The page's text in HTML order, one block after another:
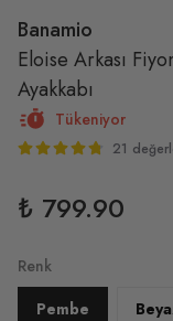
Banamio
Eloise Arkası
Ayakkabı
Tükeniyor
21
₺ 799.90
Renk
Pembe